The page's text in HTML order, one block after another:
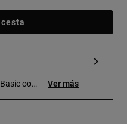
con
primera
Ver más